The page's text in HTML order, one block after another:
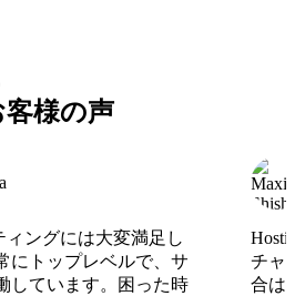
客様の声
ィングには大変満足し
にトップレベルで、サ
しています。困った時
チャ
合は